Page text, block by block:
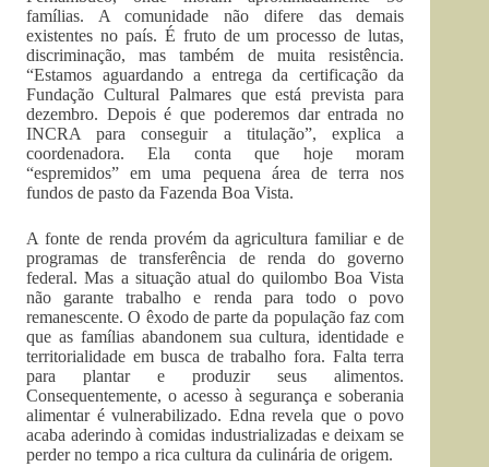
famílias. A comunidade não difere das demais
existentes no país. É fruto de um processo de lutas,
discriminação, mas também de muita resistência.
“Estamos aguardando a entrega da certificação da
Fundação Cultural Palmares que está prevista para
dezembro. Depois é que poderemos dar entrada no
INCRA para conseguir a titulação”, explica a
coordenadora. Ela conta que hoje moram
“espremidos” em uma pequena área de terra nos
fundos de pasto da Fazenda Boa Vista.
A fonte de renda provém da agricultura familiar e de
programas de transferência de renda do governo
federal. Mas a situação atual do quilombo Boa Vista
não garante trabalho e renda para todo o povo
remanescente. O êxodo de parte da população faz com
que as famílias abandonem sua cultura, identidade e
territorialidade em busca de trabalho fora. Falta terra
para plantar e produzir seus alimentos.
Consequentemente, o acesso à segurança e soberania
alimentar é vulnerabilizado. Edna revela que o povo
acaba aderindo à comidas industrializadas e deixam se
perder no tempo a rica cultura da culinária de origem.